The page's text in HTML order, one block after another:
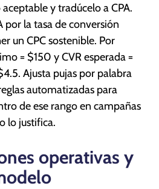
y tradúcelo a CPA.
por la tasa de conversión
un CPC sostenible. Por
= $150 y CVR esperada =
Ajusta pujas por palabra
automatizadas para
de ese rango en campañas
lo justifica.
operativas y